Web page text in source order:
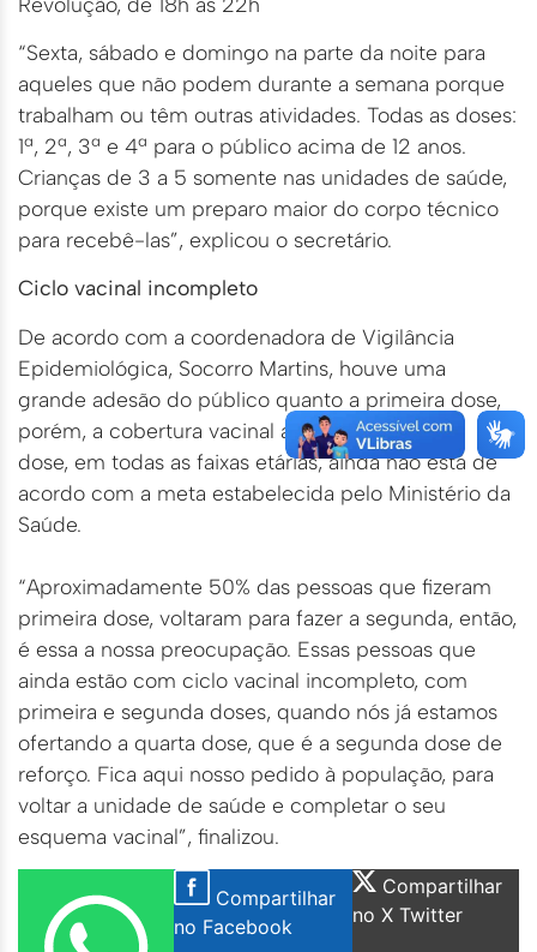
“Sexta, sábado e domingo na parte da noite para
aqueles que não podem durante a semana porque
trabalham ou têm outras atividades. Todas as doses:
1ª, 2ª, 3ª e 4ª para o público acima de 12 anos.
Crianças de 3 a 5 somente nas unidades de saúde,
porque existe um preparo maior do corpo técnico
para recebê-las”, explicou o secretário.
Ciclo vacinal incompleto
De acordo com a coordenadora de Vigilância
Epidemiológica, Socorro Martins, houve uma
grande adesão do público quanto a primeira dose,
porém, a cobertura vacinal a partir da segunda
dose, em todas as faixas etárias, ainda não está de
acordo com a meta estabelecida pelo Ministério da
Saúde.
“Aproximadamente 50% das pessoas que fizeram
primeira dose, voltaram para fazer a segunda, então,
é essa a nossa preocupação. Essas pessoas que
ainda estão com ciclo vacinal incompleto, com
primeira e segunda doses, quando nós já estamos
ofertando a quarta dose, que é a segunda dose de
reforço. Fica aqui nosso pedido à população, para
voltar a unidade de saúde e completar o seu
esquema vacinal”, finalizou.
Compartilhar
no Facebook
Compartilhar
no X Twitter